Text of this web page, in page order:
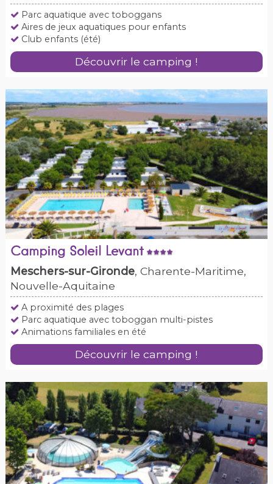
Parc aquatique avec toboggans
Aires de jeux aquatiques pour enfants
Club enfants (été)
Découvrir le camping !
Camping Soleil Levant
Meschers-sur-Gironde, Charente-Maritime,
Nouvelle-Aquitaine
A proximité des plages
Parc aquatique avec toboggan multi-pistes
Animations familiales en été
Découvrir le camping !